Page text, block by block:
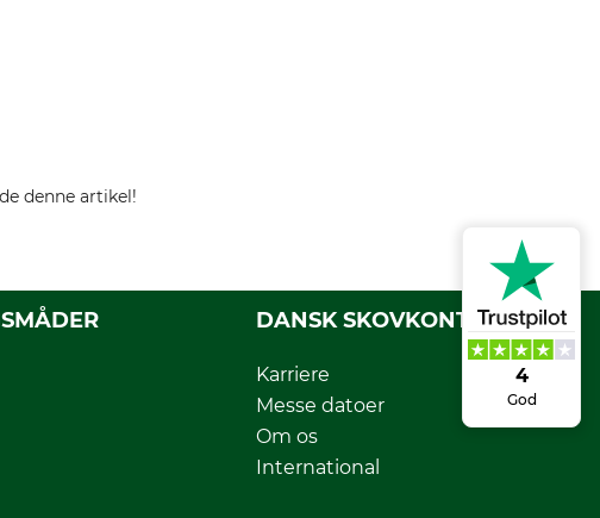
4
God
denne artikel!
DANSK SKOVKONTOR
Karriere
Messe datoer
Om os
International